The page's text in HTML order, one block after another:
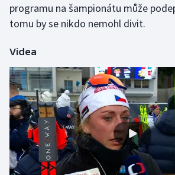
Ragby
Rychlostní kanoistika
Short track
Sportovní střelba
Stolní tenis
programu na šampionátu může
tomu by se nikdo nemohl divit.
Videa